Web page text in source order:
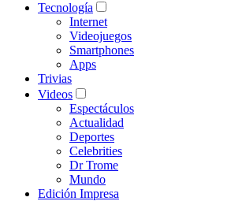
Tecnología
Internet
Videojuegos
Smartphones
Apps
Trivias
Videos
Espectáculos
Actualidad
Deportes
Celebrities
Dr Trome
Mundo
Edición Impresa